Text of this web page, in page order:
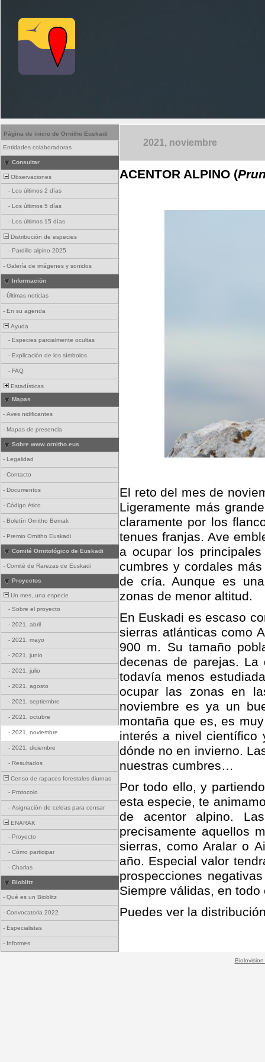
Página de inicio de Ornitho Euskadi
Entidades colaboradoras
Consultar
Observaciones
- Los últimos 2 días
- Los últimos 5 días
- Los últimos 15 días
Distribución de especies
- Pardillo alpino 2025
- Galería de imágenes y sonidos
Información
- Últimas noticias
- En su agenda
Ayuda
- Especies parcialmente ocultas
- Explicación de los símbolos
- FAQ
Estadísticas
Mapas
- Aves nidificantes
- Mapas de presencia
Sobre www.ornitho.eus
- Legalidad
- Contacto
- Documentos
- Código ético
- Boletín Ornitho Berriak
- Premio Ornitho Euskadi
Comité Ornitológico de Euskadi
- Comité de Rarezas de Euskadi
Proyectos
Un mes, una especie
- Sobre el proyecto
- 2021, abril
- 2021, mayo
- 2021, junio
- 2021, julio
- 2021, agosto
- 2021, septiembre
- 2021, octubre
- 2021, noviembre
- 2021, diciembre
- Resultados
Censo de rapaces forestales diurnas
- Protocolo
- Asignación de celdas para censar
ENARAK
- Proyecto
- Cómo participar
- Charlas
Bioblitz
- Qué es un Bioblitz
- Convocatoria 2022
- Especialistas
- Informes
2021, noviembre
ACENTOR ALPINO (
El reto del mes de
Ligeramente más
claramente por los
tenues franjas. Ave
a ocupar los
cumbres y cordales
de cría. Aunque es
zonas de menor altitud.
En Euskadi es escaso
sierras atlánticas como
900 m. Su tamaño
decenas de parejas.
todavía menos
ocupar las zonas en
noviembre es ya un
montaña que es, es
interés a nivel científico
dónde no en invierno.
nuestras cumbres…
Por todo ello, y
esta especie, te
de acentor alpino.
precisamente aquellos
sierras, como Aralar o
año. Especial valor
prospecciones
Siempre válidas, en
Puedes ver la
Biolovision